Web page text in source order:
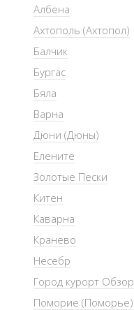
Албена
Ахтополь (Ахтопол)
Балчик
Бургас
Бяла
Варна
Дюни (Дюны)
Елените
Золотые Пески
Китен
Каварна
Кранево
Несебр
Город курорт Обзор
Поморие (Поморье)